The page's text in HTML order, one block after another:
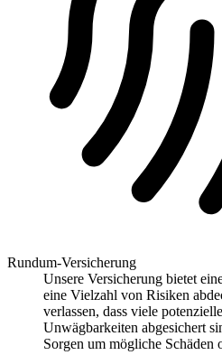
Rundum-Versicherung
Unsere Versicherung bietet
eine Vielzahl von Risiken
verlassen, dass viele
Unwägbarkeiten abgesichert
Sorgen um mögliche Schäden